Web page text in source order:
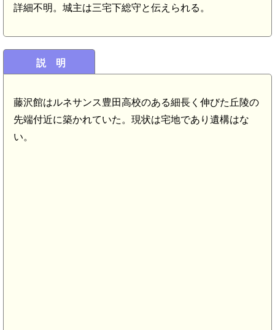
詳細不明。城主は三宅下総守と伝えられる。
説 明
藤沢館はルネサンス豊田高校のある細長く伸びた丘陵の
先端付近に築かれていた。現状は宅地であり遺構はな
い。